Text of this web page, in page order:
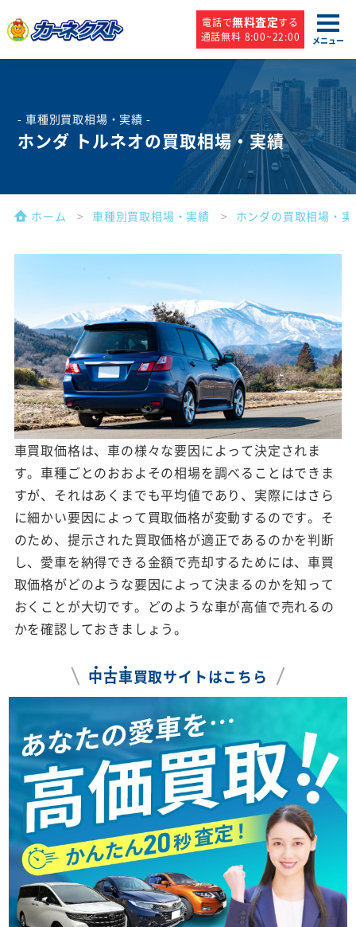
電話で無料査定する
通話無料 8:00~22:00
メニュー
- 車種別買取相場・実績 -
ホンダ トルネオの買取相場・実績
ホーム 車種別買取相場・実績 ホンダの買取相場・
車買取価格は、車の様々な要因によって決定されま
す。車種ごとのおおよその相場を調べることはできま
すが、それはあくまでも平均値であり、実際にはさら
に細かい要因によって買取価格が変動するのです。そ
のため、提示された買取価格が適正であるのかを判断
し、愛車を納得できる金額で売却するためには、車買
取価格がどのような要因によって決まるのかを知って
おくことが大切です。どのような車が高値で売れるの
かを確認しておきましょう。
中古車買取サイトはこちら